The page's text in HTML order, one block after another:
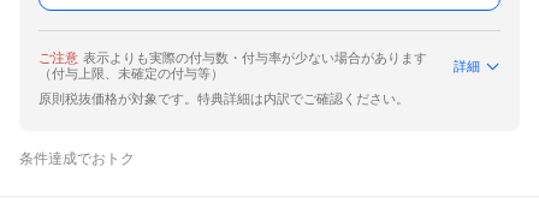
ご注意 表示よりも実際の付与数・付与率が少ない場合があります
（付与上限、未確定の付与等）
詳細
原則税抜価格が対象です。特典詳細は内訳でご確認ください。
条件達成でおトク